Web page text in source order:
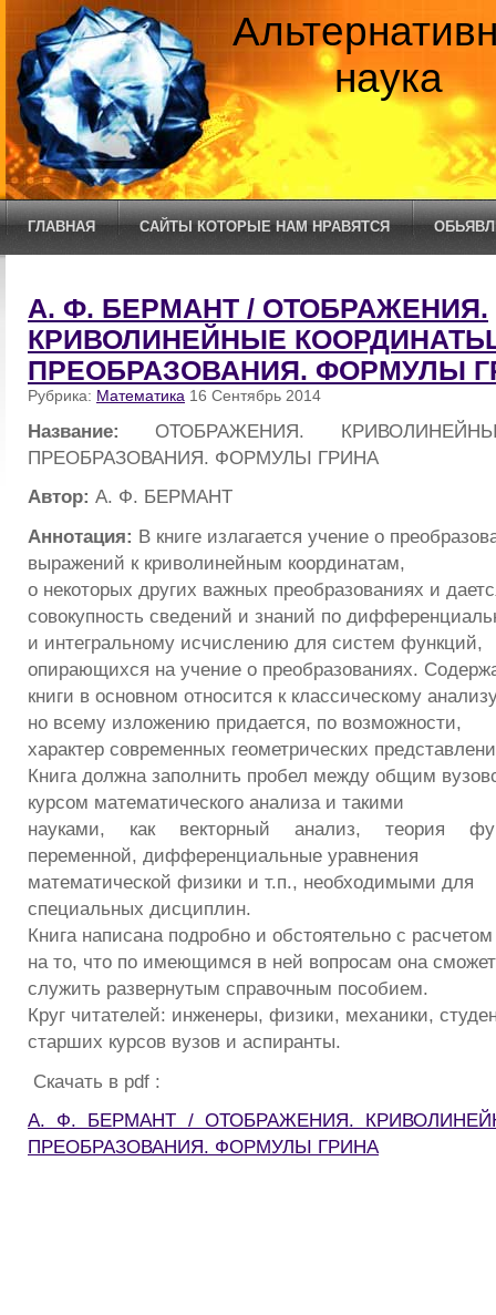
наука
ГЛАВНАЯ САЙТЫ КОТОРЫЕ НАМ НРАВЯТСЯ
А. Ф. БЕРМАНТ / ОТОБРАЖЕНИЯ.
КРИВОЛИНЕЙНЬIЕ
ПРЕОБРАЗОВАНИЯ. ФОРМУЛЬI
Рубрика: Математика 16 Сентябрь 2014
Название:ОТОБРАЖЕНИЯ.
ПРЕОБРАЗОВАНИЯ. ФОРМУЛЬI ГРИНА
Автор: А. Ф. БЕРМАНТ
Аннотация: В книге излагается учение о
выражений к криволинейным координатам,
о некоторых других важных преобразованиях и
совокупность сведений и знаний по
и интегральному исчислению для систем функций,
опирающихся на учение о преобразованиях.
книги в основном относится к классическому
но всему изложению придается, по возможности,
характер современных геометрических
Книга должна заполнить пробел между общим
курсом математического анализа и такими
науками, как векторный анализ, теория
переменной, дифференциальные уравнения
математической физики и т.п., необходимыми для
специальных дисциплин.
Книга написана подробно и обстоятельно с расчетом
на то, что по имеющимся в ней вопросам она сможет
служить развернутым справочным пособием.
Круг читателей: инженеры, физики, механики,
старших курсов вузов и аспиранты.
Скачать в pdf :
А. Ф. БЕРМАНТ / ОТОБРАЖЕНИЯ.
ПРЕОБРАЗОВАНИЯ. ФОРМУЛЬI ГРИНА